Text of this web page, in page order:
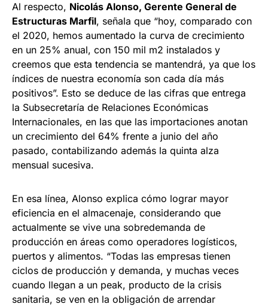
Al respecto, Nicolás Alonso, Gerente General de
Estructuras Marfil, señala que “hoy, comparado con
el 2020, hemos aumentado la curva de crecimiento
en un 25% anual, con 150 mil m2 instalados y
creemos que esta tendencia se mantendrá, ya que los
índices de nuestra economía son cada día más
positivos”. Esto se deduce de las cifras que entrega
la Subsecretaría de Relaciones Económicas
Internacionales, en las que las importaciones anotan
un crecimiento del 64% frente a junio del año
pasado, contabilizando además la quinta alza
mensual sucesiva.
En esa línea, Alonso explica cómo lograr mayor
eficiencia en el almacenaje, considerando que
actualmente se vive una sobredemanda de
producción en áreas como operadores logísticos,
puertos y alimentos. “Todas las empresas tienen
ciclos de producción y demanda, y muchas veces
cuando llegan a un peak, producto de la crisis
sanitaria, se ven en la obligación de arrendar